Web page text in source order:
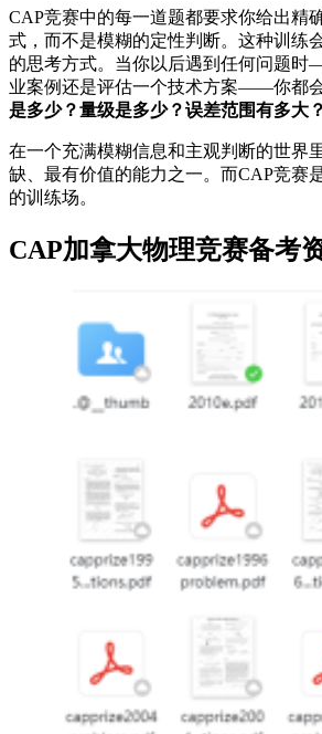
CAP竞赛中的每一道题都要求你给出精
式，而不是模糊的定性判断。这种训练
的思考方式。当你以后遇到任何问题
业案例还是评估一个技术方案——你都
是多少？量级是多少？误差范围有多大？
在一个充满模糊信息和主观判断的世界
缺、最有价值的能力之一。而CAP竞赛
的训练场。
CAP加拿大物理竞赛备考